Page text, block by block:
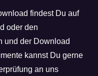
findest Du auf
oder den
und der Download
kannst Du gerne
an uns